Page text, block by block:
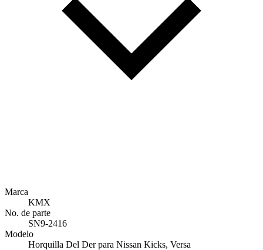
Marca
KMX
No. de parte
SN9-2416
Modelo
Horquilla Del Der para Nissan Kicks, Versa